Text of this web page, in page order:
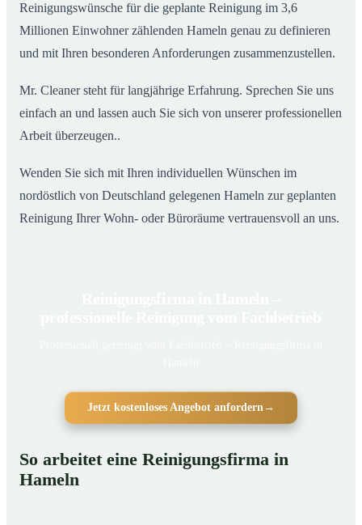
Reinigungswünsche für die geplante Reinigung im 3,6
Millionen Einwohner zählenden Hameln genau zu definieren
und mit Ihren besonderen Anforderungen zusammenzustellen.
Mr. Cleaner steht für langjährige Erfahrung. Sprechen Sie uns
einfach an und lassen auch Sie sich von unserer professionellen
Arbeit überzeugen..
Wenden Sie sich mit Ihren individuellen Wünschen im
nordöstlich von Deutschland gelegenen Hameln zur geplanten
Reinigung Ihrer Wohn- oder Büroräume vertrauensvoll an uns.
Jetzt kostenloses Angebot anfordern→
So arbeitet eine Reinigungsfirma in
Hameln